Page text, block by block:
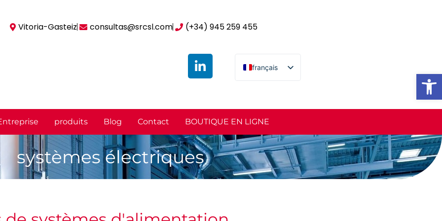
ouvrir
Vitoria-Gasteiz consultas@srcsl.com (+34) 945 259 455
i
e
d
i
n
français
español
produits Blog Contact BOUTIQUE EN LIGNE
systèmes électriques